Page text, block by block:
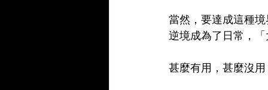
當然，要達成這種
逆境成為了日常，
甚麼有用，甚麼沒